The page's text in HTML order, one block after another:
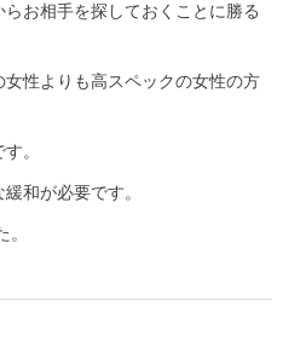
お相手を探しておくことに勝る
性よりも高スペックの女性の方
。
和が必要です。